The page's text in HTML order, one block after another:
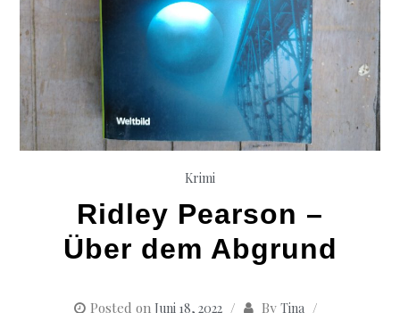
Krimi
Ridley Pearson –
Über dem Abgrund
Posted on Juni 18, 2022 By Tina